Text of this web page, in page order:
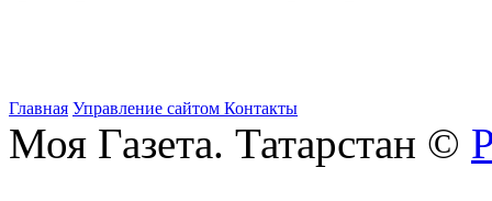
Главная Управление сайтом Контакты
Моя Газета. Татарстан ©